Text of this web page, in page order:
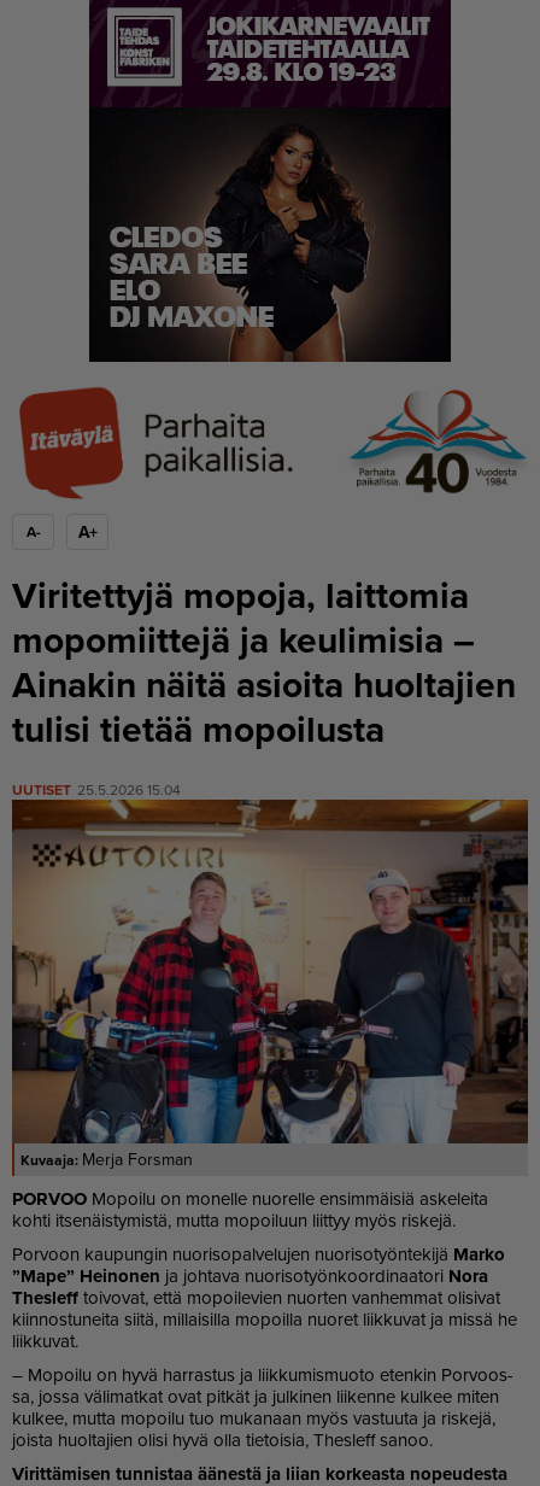
A- A+
Viritettyjä mopoja, laittomia
mopomiittejä ja keulimisia –
Ainakin näitä asioita huoltajien
tulisi tietää mopoilusta
UUTISET 25.5.2026 15.04
Merja Forsman
POR­VOO Mo­poi­lu on mo­nel­le nuo­rel­le en­sim­mäi­siä as­ke­lei­ta
koh­ti it­se­näis­ty­mis­tä, mut­ta mo­poi­luun liit­tyy myös ris­ke­jä.
Por­voon kau­pun­gin nuo­ri­so­pal­ve­lu­jen nuo­ri­so­työn­te­ki­jä Mar­ko
”Mape” Hei­no­nen ja joh­ta­va nuo­ri­so­työn­koor­di­naa­to­ri Nora
Thes­leff toi­vo­vat, et­tä mo­poi­le­vien nuor­ten van­hem­mat oli­si­vat
kiin­nos­tu­nei­ta sii­tä, mil­lai­sil­la mo­poil­la nuo­ret liik­ku­vat ja mis­sä he
liik­ku­vat.
– Mo­poi­lu on hyvä har­ras­tus ja liik­ku­mis­muo­to eten­kin Por­voos­
sa, jos­sa vä­li­mat­kat ovat pit­kät ja jul­ki­nen lii­ken­ne kul­kee mi­ten
kul­kee, mut­ta mo­poi­lu tuo mu­ka­naan myös vas­tuu­ta ja ris­ke­jä,
jois­ta huol­ta­jien oli­si hyvä ol­la tie­toi­sia, Thes­leff sa­noo.
Vi­rit­tä­mi­sen tun­nis­taa ää­nes­tä ja lii­an kor­ke­as­ta no­peu­des­ta